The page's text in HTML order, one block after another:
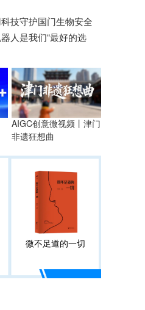
科技守护国门生物安全
人是我们“最好的选
AIGC创意微视频丨津门
非遗狂想曲
微不足道的一切